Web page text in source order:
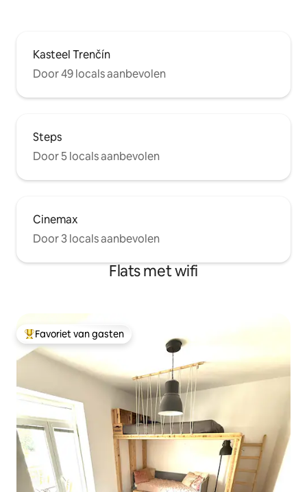
Kasteel Trenčín
Door 49 locals aanbevolen
Steps
Door 5 locals aanbevolen
Cinemax
Door 3 locals aanbevolen
Flats met wifi
Topfavoriet van gasten
Favoriet van gasten